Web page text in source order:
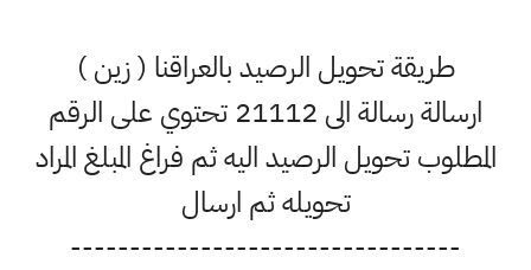
طريقة تحويل الرصيد بالعراقنا ( زين )
ارسالة رسالة الى 21112 تحتوي على الرقم
المطلوب تحويل الرصيد اليه ثم فراغ المبلغ المراد
تحويله ثم ارسال
---------------------------------